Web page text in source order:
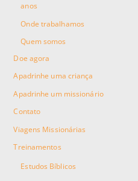
anos
Onde trabalhamos
Quem somos
Doe agora
Apadrinhe uma criança
Apadrinhe um missionário
Contato
Viagens Missionárias
Treinamentos
Estudos Bíblicos